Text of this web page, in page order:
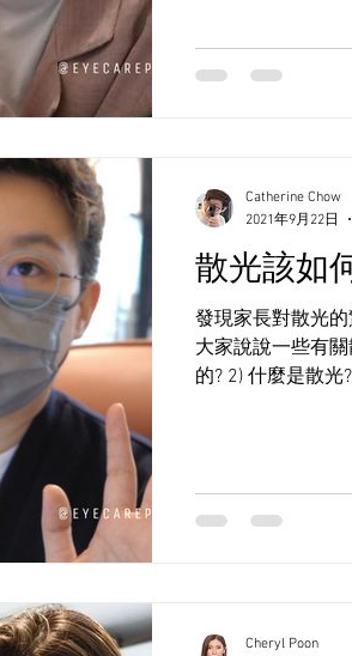
散光該如
發現家長對散光
大家說說一些有
的? 2) 什麼是散光
Catherine Chow
2021年9月22日
Cheryl Poon